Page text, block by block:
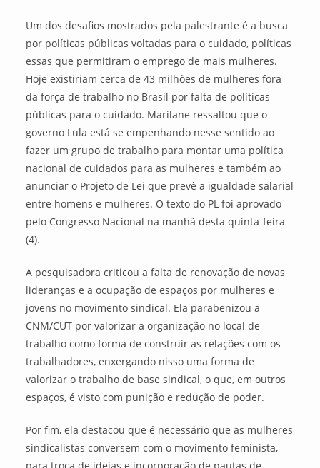
Um dos desafios mostrados pela palestrante é a busca
por políticas públicas voltadas para o cuidado, políticas
essas que permitiram o emprego de mais mulheres.
Hoje existiriam cerca de 43 milhões de mulheres fora
da força de trabalho no Brasil por falta de políticas
públicas para o cuidado. Marilane ressaltou que o
governo Lula está se empenhando nesse sentido ao
fazer um grupo de trabalho para montar uma política
nacional de cuidados para as mulheres e também ao
anunciar o Projeto de Lei que prevê a igualdade salarial
entre homens e mulheres. O texto do PL foi aprovado
pelo Congresso Nacional na manhã desta quinta-feira
(4).
A pesquisadora criticou a falta de renovação de novas
lideranças e a ocupação de espaços por mulheres e
jovens no movimento sindical. Ela parabenizou a
CNM/CUT por valorizar a organização no local de
trabalho como forma de construir as relações com os
trabalhadores, enxergando nisso uma forma de
valorizar o trabalho de base sindical, o que, em outros
espaços, é visto com punição e redução de poder.
Por fim, ela destacou que é necessário que as mulheres
sindicalistas conversem com o movimento feminista,